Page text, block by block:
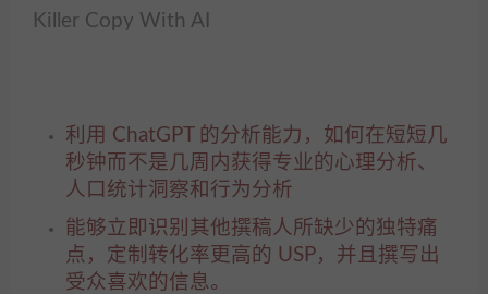
Killer Copy With AI
利用 ChatGPT 的分析能力，如何在短短几
秒钟而不是几周内获得专业的心理分析、
人口统计洞察和行为分析
能够立即识别其他撰稿人所缺少的独特痛
点，定制转化率更高的 USP，并且撰写出
受众喜欢的信息。